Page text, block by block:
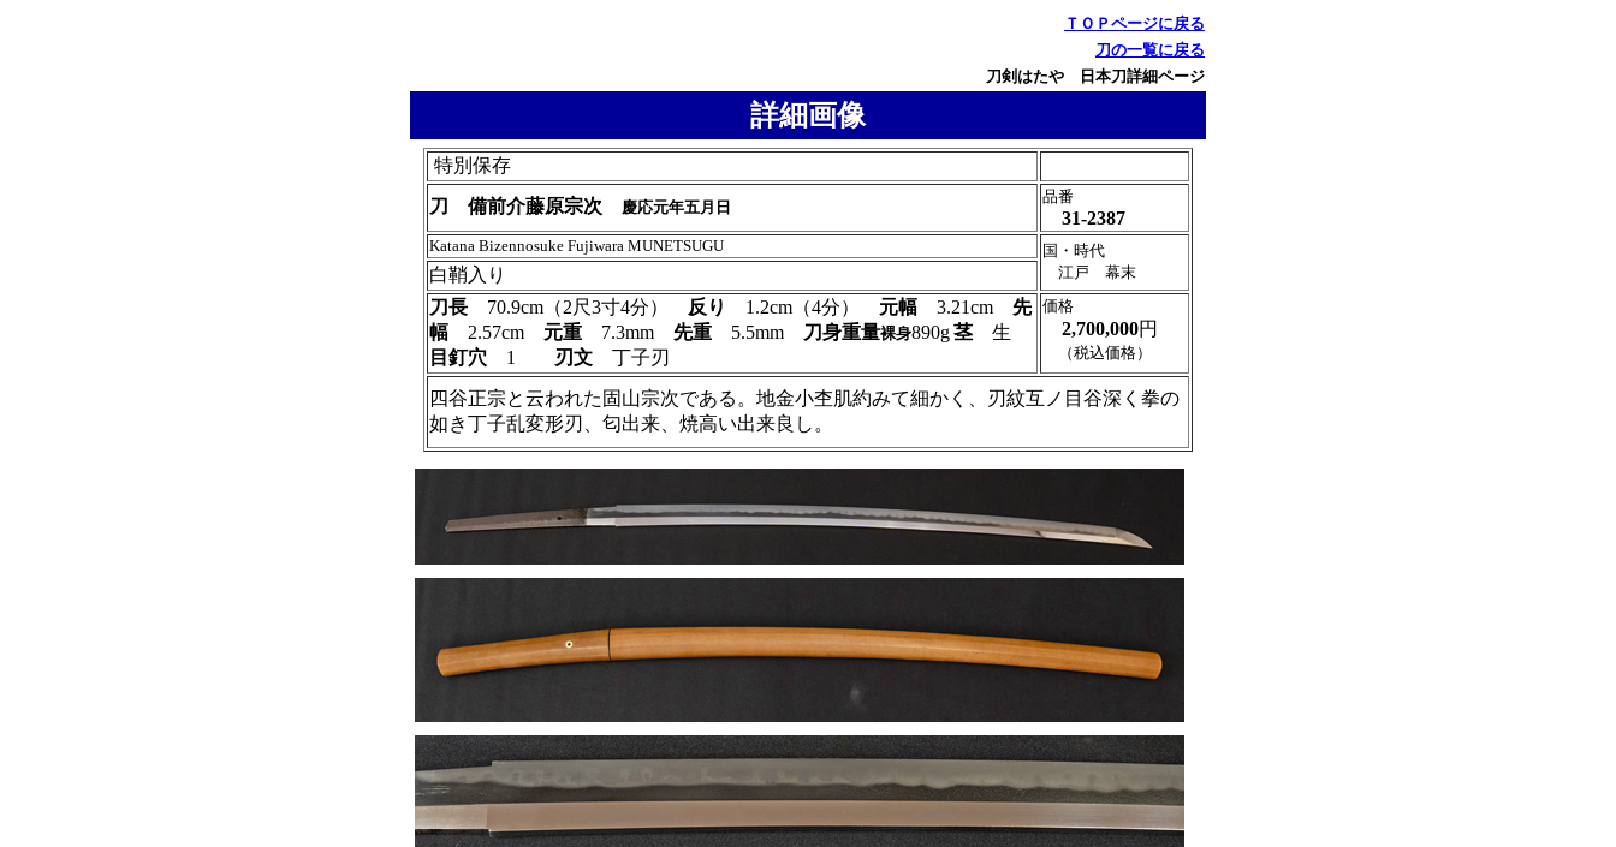
ＴＯＰページに戻る
刀の一覧に戻る
刀剣はたや 日本刀詳細ページ
詳細画像
特別保存
刀 備前介藤原宗次
慶応元年五月日
品番
31-2387
Katana Bizennosuke Fujiwara MUNETSUGU
国・時代
江戸 幕末
白鞘入り
刀長 70.9cm（2尺3寸4分） 反り 1.2cm（4分） 元幅 3.21cm 先
幅 2.57cm 元重 7.3mm 先重 5.5mm 刀身重量裸身890g茎 生
目釘穴 1 刃文 丁子刃
価格
2,700,000円
（税込価格）
四谷正宗と云われた固山宗次である。地金小杢肌約みて細かく、刃紋互ノ目谷深く拳の
如き丁子乱変形刃、匂出来、焼高い出来良し。